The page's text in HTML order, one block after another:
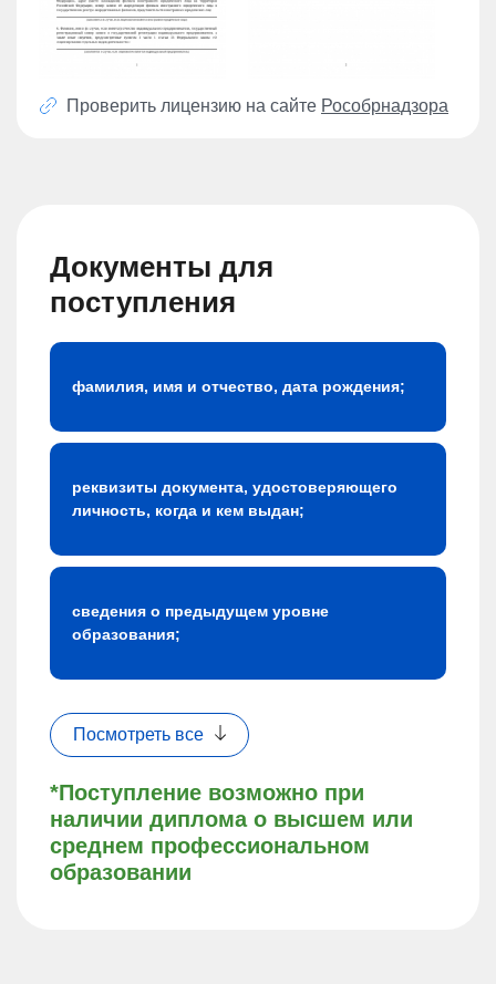
Проверить лицензию на сайте Рособрнадзора
Документы для
поступления
*Поступление возможно при
наличии диплома о высшем или
среднем профессиональном
образовании
фамилия, имя и отчество, дата рождения;
реквизиты документа, удостоверяющего
личность, когда и кем выдан;
сведения о предыдущем уровне
образования;
Посмотреть все